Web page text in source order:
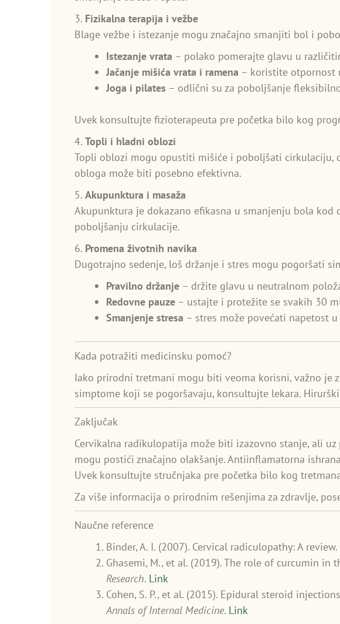
3. Fizikalna terapija i vežbe
Blage vežbe i istezanje mogu značajno smanjiti bol i
Istezanje vrata – polako pomerajte glavu u
Jačanje mišića vrata i ramena – koristite otpornost
Joga i pilates – odlični su za poboljšanje
Uvek konsultujte fizioterapeuta pre početka bilo kog
4. Topli i hladni oblozi
Topli oblozi mogu opustiti mišiće i poboljšati
obloga može biti posebno efektivna.
5. Akupunktura i masaža
Akupunktura je dokazano efikasna u smanjenju bola
poboljšanju cirkulacije.
6. Promena životnih navika
Dugotrajno sedenje, loš držanje i stres mogu pogoršati
Pravilno držanje – držite glavu u neutralnom
Redovne pauze – ustajte i protežite se svakih 30
Smanjenje stresa – stres može povećati napetost
Kada potražiti medicinsku pomoć?
Iako prirodni tretmani mogu biti veoma korisni, važno je
simptome koji se pogoršavaju, konsultujte lekara.
Zaključak
Cervikalna radikulopatija može biti izazovno stanje, ali
mogu postići značajno olakšanje. Antiinflamatorna
Uvek konsultujte stručnjaka pre početka bilo kog
Za više informacija o prirodnim rešenjima za zdravlje,
Naučne reference
Binder, A. I. (2007). Cervical radiculopathy: A review.
Ghasemi, M., et al. (2019). The role of curcumin
Research. Link
Cohen, S. P., et al. (2015). Epidural steroid
Annals of Internal Medicine. Link